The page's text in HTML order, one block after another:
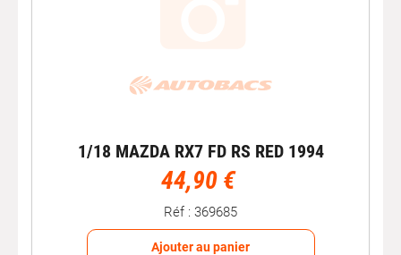
1/18 MAZDA RX7 FD RS RED 1994
44,90 €
Réf : 369685
Ajouter au panier